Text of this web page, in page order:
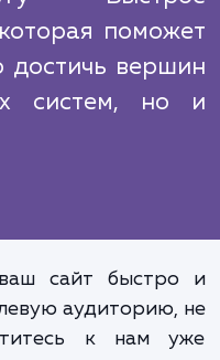
основной
клиенты
Но не менее